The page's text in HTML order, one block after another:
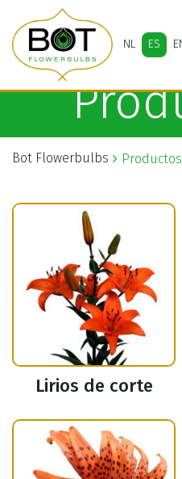
NL ES
Bot Flowerbulbs Productos
Lirios de corte